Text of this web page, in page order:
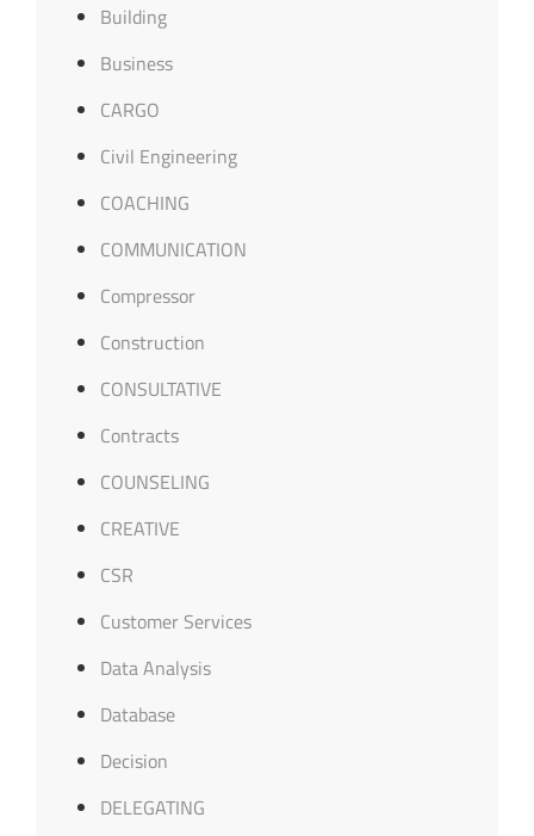
Building
Business
CARGO
Civil Engineering
COACHING
COMMUNICATION
Compressor
Construction
CONSULTATIVE
Contracts
COUNSELING
CREATIVE
CSR
Customer Services
Data Analysis
Database
Decision
DELEGATING